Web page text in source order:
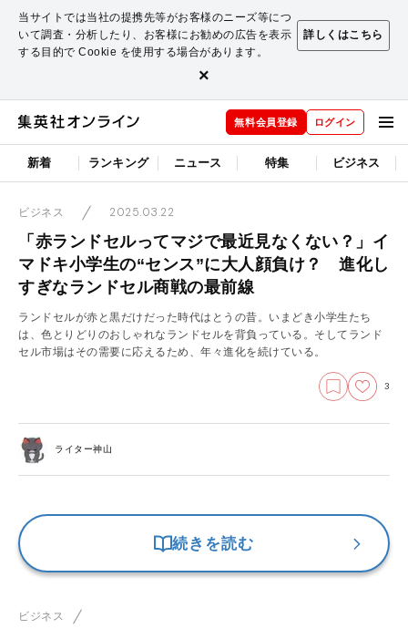
当サイトでは当社の提携先等がお客様のニーズ等につ
いて調査・分析したり、お客様にお勧めの広告を表示
する目的で Cookie を使用する場合があります。
詳しくはこちら
×
無料会員登録 ログイン
新着 ランキング ニュース 特集 ビジネス
ビジネス 2025.03.22
「赤ランドセルってマジで最近見なくない？」イ
マドキ小学生の“センス”に大人顔負け？ 進化し
すぎなランドセル商戦の最前線
ランドセルが赤と黒だけだった時代はとうの昔。いまどき小学生たち
は、色とりどりのおしゃれなランドセルを背負っている。そしてランド
セル市場はその需要に応えるため、年々進化を続けている。
3
ライター神山
続きを読む
ビジネス